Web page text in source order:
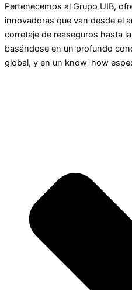
Pertenecemos al Grupo UIB,
innovadoras que van desde el
corretaje de reaseguros hasta
basándose en un profundo
global, y en un know-how